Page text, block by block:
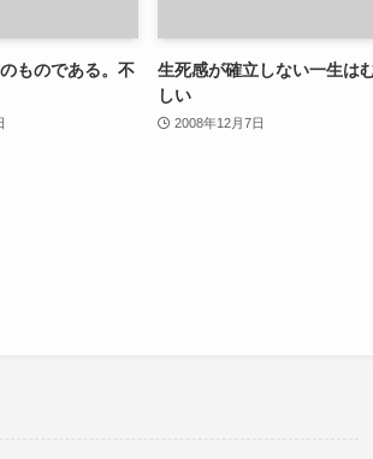
ものである。不
生死感が確立しない一生は
しい
2008年12月7日